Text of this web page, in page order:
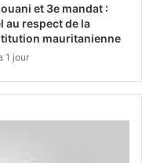
et 3e mandat :
au respect de la
mauritanienne
1 jour